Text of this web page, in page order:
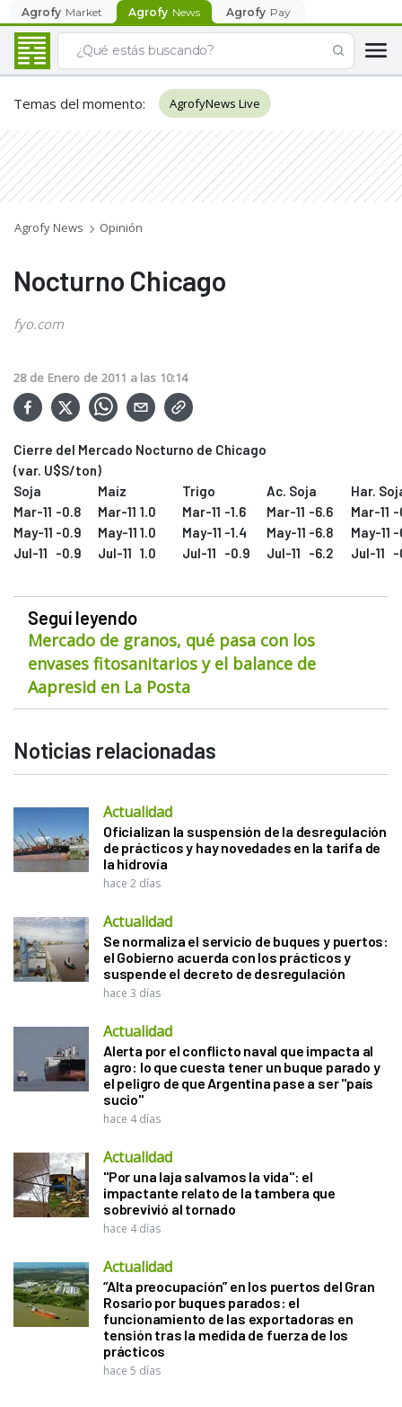
Agrofy Market Agrofy News Agrofy Pay
Temas del momento: AgrofyNews Live
Agrofy News Opinión
Nocturno Chicago
fyo.com
28 de Enero de 2011 a las 10:14
Cierre del Mercado Nocturno de Chicago
(var. U$S/ton)
Soja
Maíz Trigo Ac. Soja
Har.
Mar-11 -0.8 Mar-11 1.0 Mar-11 -1.6 Mar-11 -6.6 Mar-11 -
May-11 -0.9 May-11 1.0 May-11 -1.4 May-11 -6.8 May-11 -
Jul-11
-0.9 Jul-11 1.0 Jul-11 -0.9 Jul-11 -6.2 Jul-11 -
Seguí leyendo
Mercado de granos, qué pasa con los
envases fitosanitarios y el balance de
Aapresid en La Posta
Noticias relacionadas
Actualidad
Oficializan la suspensión de la desregulación
de prácticos y hay novedades en la tarifa de
la hidrovía
hace 2 días
Actualidad
Se normaliza el servicio de buques y puertos:
el Gobierno acuerda con los prácticos y
suspende el decreto de desregulación
hace 3 días
Actualidad
Alerta por el conflicto naval que impacta al
agro: lo que cuesta tener un buque parado y
el peligro de que Argentina pase a ser "país
sucio"
hace 4 días
Actualidad
"Por una laja salvamos la vida": el
impactante relato de la tambera que
sobrevivió al tornado
hace 4 días
Actualidad
“Alta preocupación” en los puertos del Gran
Rosario por buques parados: el
funcionamiento de las exportadoras en
tensión tras la medida de fuerza de los
prácticos
hace 5 días